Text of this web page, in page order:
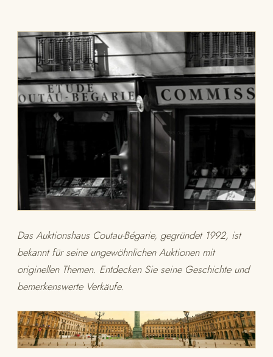
Das Auktionshaus Coutau-Bégarie, gegründet 1992, ist
bekannt für seine ungewöhnlichen Auktionen mit
originellen Themen. Entdecken Sie seine Geschichte und
bemerkenswerte Verkäufe.